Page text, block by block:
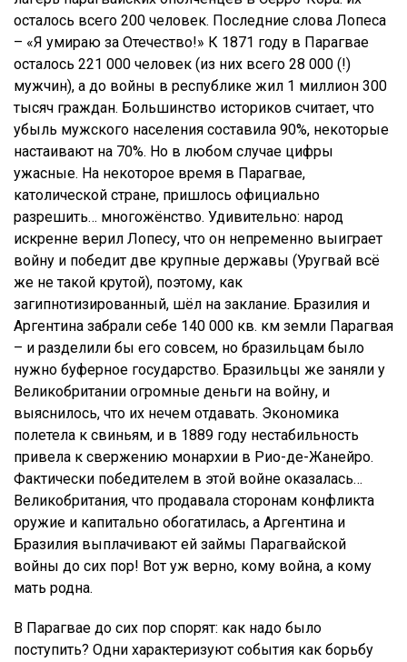
осталось всего 200 человек. Последние слова Лопеса
– «Я умираю за Отечество!» К 1871 году в Парагвае
осталось 221 000 человек (из них всего 28 000 (!)
мужчин), а до войны в республике жил 1 миллион 300
тысяч граждан. Большинство историков считает, что
убыль мужского населения составила 90%, некоторые
настаивают на 70%. Но в любом случае цифры
ужасные. На некоторое время в Парагвае,
католической стране, пришлось официально
разрешить… многожёнство. Удивительно: народ
искренне верил Лопесу, что он непременно выиграет
войну и победит две крупные державы (Уругвай всё
же не такой крутой), поэтому, как
загипнотизированный, шёл на заклание. Бразилия и
Аргентина забрали себе 140 000 кв. км земли Парагвая
– и разделили бы его совсем, но бразильцам было
нужно буферное государство. Бразильцы же заняли у
Великобритании огромные деньги на войну, и
выяснилось, что их нечем отдавать. Экономика
полетела к свиньям, и в 1889 году нестабильность
привела к свержению монархии в Рио-де-Жанейро.
Фактически победителем в этой войне оказалась…
Великобритания, что продавала сторонам конфликта
оружие и капитально обогатилась, а Аргентина и
Бразилия выплачивают ей займы Парагвайской
войны до сих пор! Вот уж верно, кому война, а кому
мать родна.
В Парагвае до сих пор спорят: как надо было
поступить? Одни характеризуют события как борьбу